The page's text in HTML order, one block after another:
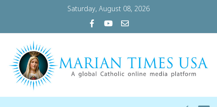
Saturday, August 08, 2026